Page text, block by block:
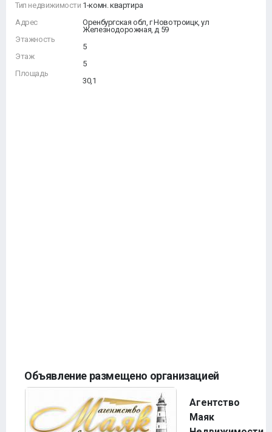
Тип недвижимости
Адрес
Этажность
Этаж
Площадь
1-комн. квартира
Оренбургская обл, г Новотроицк, ул
Железнодорожная, д 59
5
5
30,1
Объявление размещено организацией
Агентство
Маяк